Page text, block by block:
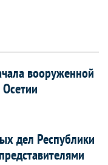
вооруженной
дел Республики